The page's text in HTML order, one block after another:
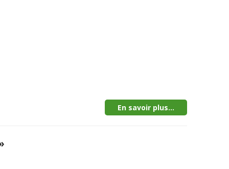
En savoir plus...